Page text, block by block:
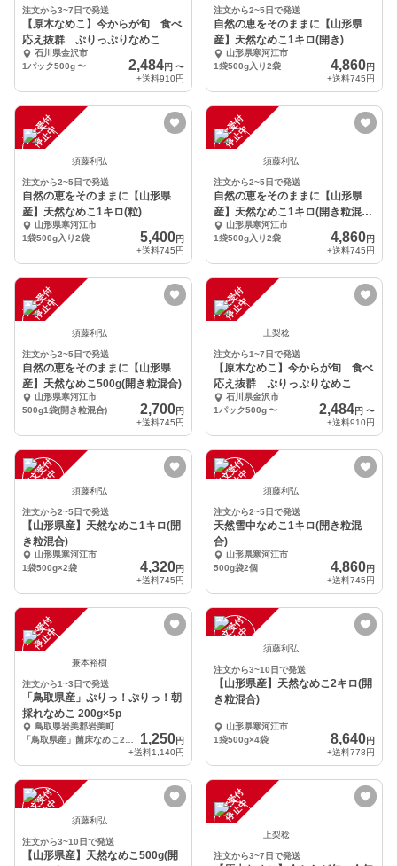
注文から3~7日で発送
【原木なめこ】今からが旬 食べ
応え抜群 ぷりっぷりなめこ
石川県金沢市
1パック500g〜 2,484円 〜
+送料910円
注文から2~5日で発送
自然の恵をそのままに【山形県
産】天然なめこ1キロ(開き)
山形県寒河江市
1袋500g入り2袋
4,860円
+送料745円
注
文
受
付
停
止
中
須藤利弘
注文から2~5日で発送
自然の恵をそのままに【山形県
産】天然なめこ1キロ(粒)
山形県寒河江市
1袋500g入り2袋
5,400円
+送料745円
注
文
受
付
停
止
中
須藤利弘
注文から2~5日で発送
自然の恵をそのままに【山形県
産】天然なめこ1キロ(開き粒混
合)山形県寒河江市
1袋500g入り2袋
4,860円
+送料745円
注
文
受
付
停
止
中
須藤利弘
注文から2~5日で発送
自然の恵をそのままに【山形県
産】天然なめこ500g(開き粒混合)
山形県寒河江市
500g1袋(開き粒混合)
2,700円
+送料745円
注
文
受
付
停
止
中
上梨稔
注文から1~7日で発送
【原木なめこ】今からが旬 食べ
応え抜群 ぷりっぷりなめこ
石川県金沢市
1パック500g 〜 2,484円 〜
+送料910円
注
文
受
付
停
止
中 須藤利弘
注文から2~5日で発送
【山形県産】天然なめこ1キロ(開
き粒混合)
山形県寒河江市
1袋500g×2袋
4,320円
+送料745円
注
文
受
付
停
止
中 須藤利弘
注文から2~5日で発送
天然雪中なめこ1キロ(開き粒混
合)
山形県寒河江市
500g袋2個
4,860円
+送料745円
注
文
受
付
停
止
中
兼本裕樹
注文から1~3日で発送
「鳥取県産」ぷりっ！ぷりっ！朝
採れなめこ 200g×5p
鳥取県岩美郡岩美町
1,250円
+送料1,140円
注
文
受
付
停
止
中 須藤利弘
注文から3~10日で発送
【山形県産】天然なめこ2キロ(開
き粒混合)
山形県寒河江市
1袋500g×4袋
8,640円
+送料778円
注
文
受
付
停
止
中 須藤利弘
注文から3~10日で発送
【山形県産】天然なめこ500g(開
注
文
受
付
停
止
中
上梨稔
注文から3~7日で発送